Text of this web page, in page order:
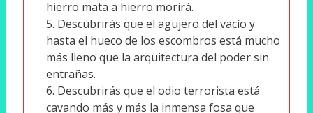
hierro mata a hierro morirá.
Descubrirás que el agujero del vacío y
hasta el hueco de los escombros está mucho
más lleno que la arquitectura del poder sin
entrañas.
Descubrirás que el odio terrorista está
cavando más y más la inmensa fosa que